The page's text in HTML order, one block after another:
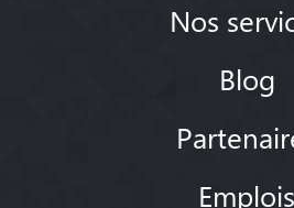
Nos
Blog
Emplois